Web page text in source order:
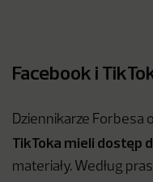
Facebook i
Dziennikarze Forbesa
TikToka mieli dostęp
materiały. Według